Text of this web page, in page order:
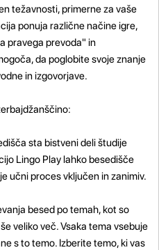
težavnosti, primerne za vaše
ponuja različne načine igre,
pravega prevoda" in
da poglobite svoje znanje
in izgovorjave.
sta bistveni deli študije
Lingo Play lahko besedišče
učni proces vključen in zanimiv.
besed po temah, kot so
veliko več. Vsaka tema vsebuje
s to temo. Izberite temo, ki vas